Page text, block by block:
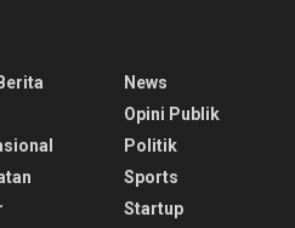
News
Opini Publik
Politik
Sports
Startup